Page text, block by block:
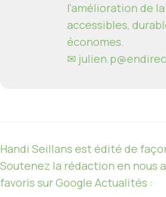
l'amélioration de
accessibles,
économes.
✉
Handi Seillans est édité de
Soutenez la rédaction en nous
favoris sur Google Actualités :